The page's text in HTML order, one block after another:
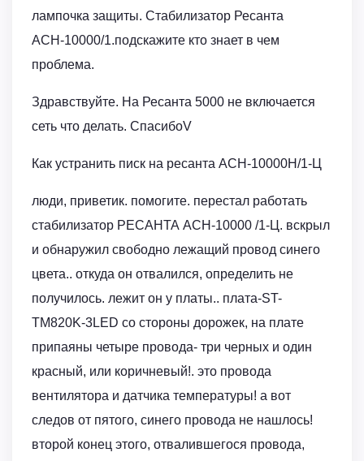
лампочка защиты. Стабилизатор Ресанта
АСН-10000/1.подскажите кто знает в чем
проблема.
Здравствуйте. На Ресанта 5000 не включается
сеть что делать. СпасибоV
Как устранить писк на ресанта АСН-10000Н/1-Ц
люди, приветик. помогите. перестал работать
стабилизатор РЕСАНТА ACH-10000 /1-Ц. вскрыл
и обнаружил свободно лежащий провод синего
цвета.. откуда он отвалился, определить не
получилось. лежит он у платы.. плата-ST-
TM820K-3LED со стороны дорожек, на плате
припаяны четыре провода- три черных и один
красный, или коричневый!. это провода
вентилятора и датчика температуры! а вот
следов от пятого, синего провода не нашлось!
второй конец этого, отвалившегося провода,